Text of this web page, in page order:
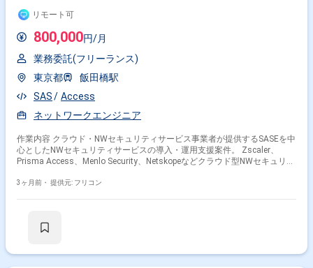
リモート可
800,000円/月
業務委託(フリーランス)
東京都
飯田橋駅
SAS
Access
ネットワークエンジニア
作業内容 クラウド・NWセキュリティサービス事業者が提供するSASEを中
心としたNWセキュリティサービスの導入・運用支援案件。 Zscaler、
Prisma Access、Menlo Security、Netskopeなどクラウド型NWセキュリテ
SASEアーキテクチャに基づく要件ヒアリング ・設計（ポリシー、認証方
3ヶ月前・ 提供元: フリコン